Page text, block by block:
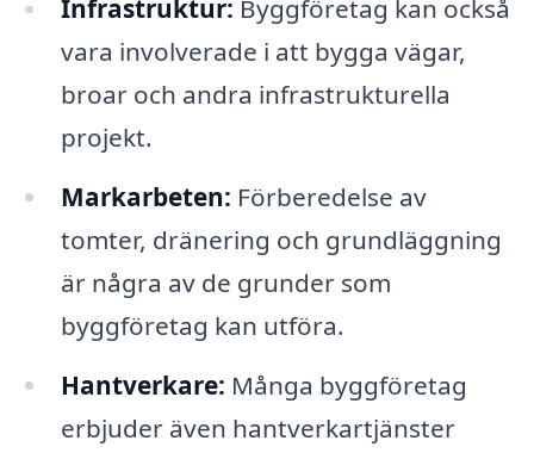
Infrastruktur: Byggföretag kan också
vara involverade i att bygga vägar,
broar och andra infrastrukturella
projekt.
Markarbeten: Förberedelse av
tomter, dränering och grundläggning
är några av de grunder som
byggföretag kan utföra.
Hantverkare: Många byggföretag
erbjuder även hantverkartjänster